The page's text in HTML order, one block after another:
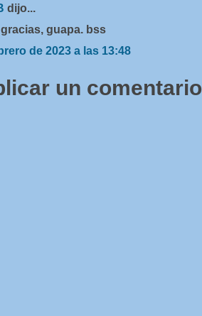
dijo...
guapa. bss
de 2023 a las 13:48
un comentario